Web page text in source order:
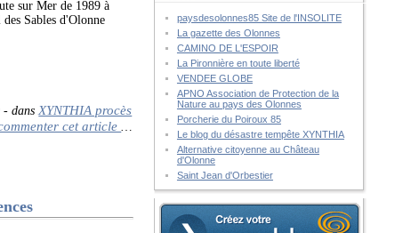
sur Mer de 1989 à
Sables d'Olonne
- dansXYNTHIA procès
cet article …
paysdesolonnes85 Site de l'INSOLITE
La gazette des Olonnes
CAMINO DE L'ESPOIR
La Pironnière en toute liberté
VENDEE GLOBE
APNO Association de Protection de la
Nature au pays des Olonnes
Porcherie du Poiroux 85
Le blog du désastre tempête XYNTHIA
Alternative citoyenne au Château
d'Olonne
Saint Jean d'Orbestier